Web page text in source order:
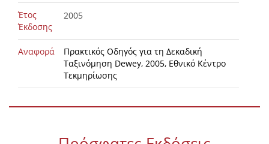
Έτος
Έκδοσης
2005
Αναφορά
Πρακτικός Οδηγός για τη Δεκαδική
Ταξινόμηση Dewey, 2005, Εθνικό Κέντρο
Τεκμηρίωσης